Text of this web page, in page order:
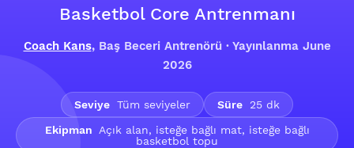
Basketbol Core Antrenmanı
Coach Kans, Baş Beceri Antrenörü · Yayınlanma June
2026
Seviye Tüm seviyeler Süre
25 dk
Ekipman
Açık alan, isteğe bağlı mat, isteğe bağlı
basketbol topu